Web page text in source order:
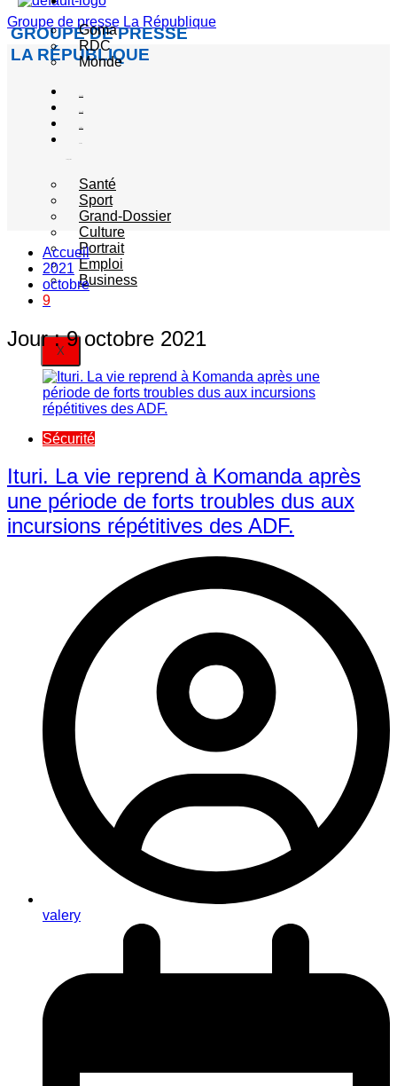
Groupe de presse La République
GROUPE DE PRESSE
LA RÉPUBLIQUE
Goma
RDC
Monde
Santé
Sport
Grand-Dossier
Culture
Portrait
Emploi
Business
X
Accueil
2021
octobre
9
Jour :9 octobre 2021
Sécurité
Ituri. La vie reprend à Komanda après
une période de forts troubles dus aux
incursions répétitives des ADF.
valery